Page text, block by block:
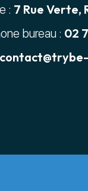
: 7 Rue Verte,
bureau : 02